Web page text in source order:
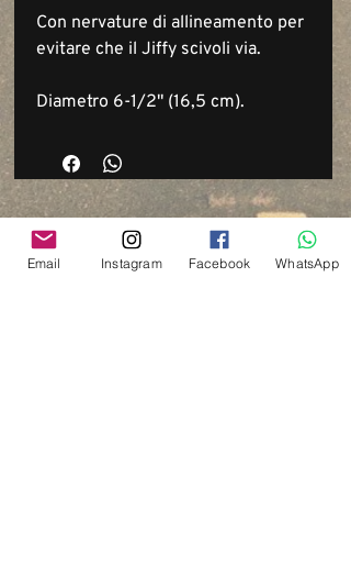
Con nervature di allineamento per
evitare che il Jiffy scivoli via.
Diametro 6-1/2" (16,5 cm).
Email Instagram Facebook WhatsApp